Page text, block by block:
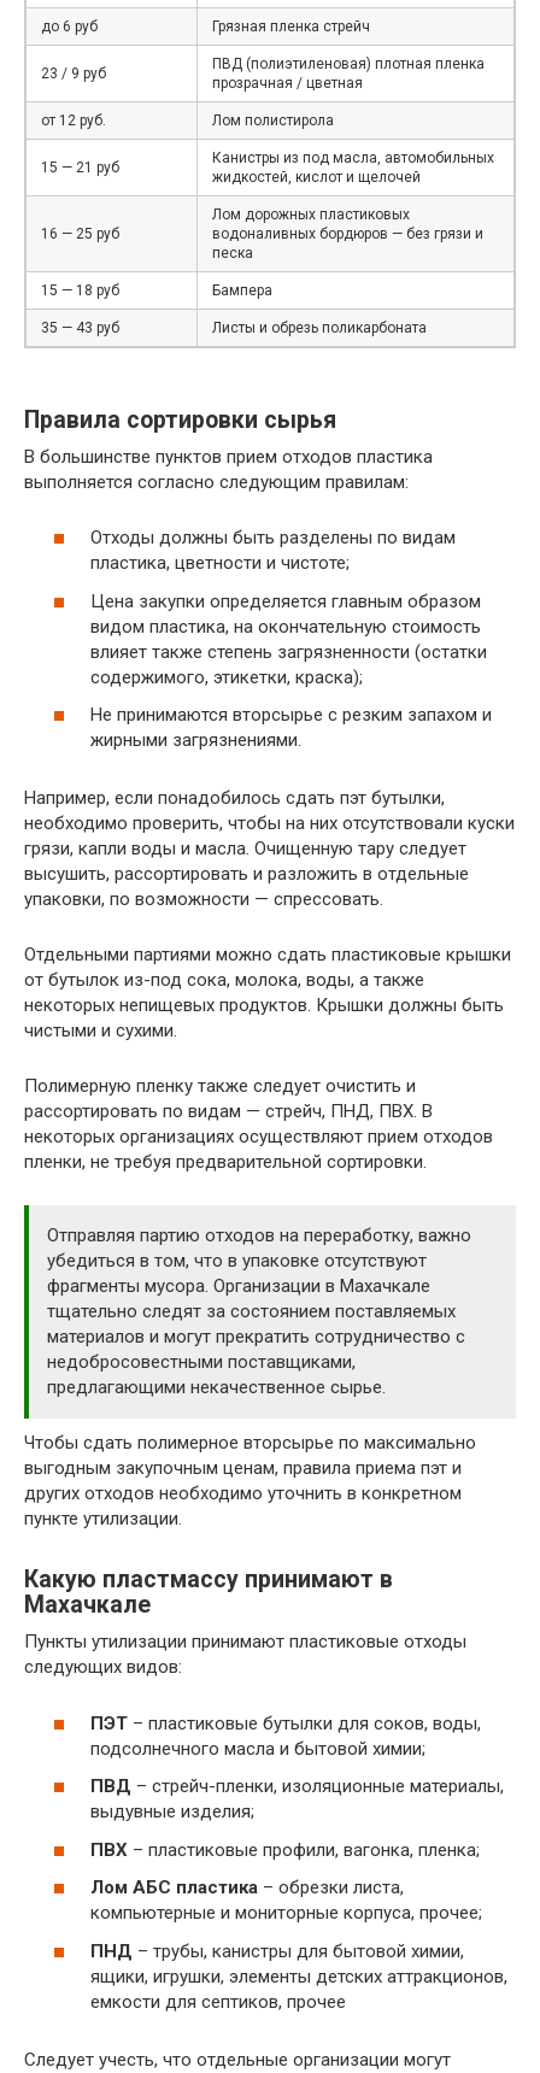
до 6 руб Грязная пленка стрейч
23 / 9 руб
ПВД (полиэтиленовая) плотная пленка
прозрачная / цветная
от 12 руб. Лом полистирола
15 — 21 руб
Канистры из под масла, автомобильных
жидкостей, кислот и щелочей
16 — 25 руб
Лом дорожных пластиковых
водоналивных бордюров — без грязи и
песка
15 — 18 руб Бампера
35 — 43 руб Листы и обрезь поликарбоната
Правила сортировки сырья
В большинстве пунктов прием отходов пластика
выполняется согласно следующим правилам:
Отходы должны быть разделены по видам
пластика, цветности и чистоте;
Цена закупки определяется главным образом
видом пластика, на окончательную стоимость
влияет также степень загрязненности (остатки
содержимого, этикетки, краска);
Не принимаются вторсырье с резким запахом и
жирными загрязнениями.
Например, если понадобилось сдать пэт бутылки,
необходимо проверить, чтобы на них отсутствовали куски
грязи, капли воды и масла. Очищенную тару следует
высушить, рассортировать и разложить в отдельные
упаковки, по возможности — спрессовать.
Отдельными партиями можно сдать пластиковые крышки
от бутылок из-под сока, молока, воды, а также
некоторых непищевых продуктов. Крышки должны быть
чистыми и сухими.
Полимерную пленку также следует очистить и
рассортировать по видам — стрейч, ПНД, ПВХ. В
некоторых организациях осуществляют прием отходов
пленки, не требуя предварительной сортировки.
Отправляя партию отходов на переработку, важно
убедиться в том, что в упаковке отсутствуют
фрагменты мусора. Организации в Махачкале
тщательно следят за состоянием поставляемых
материалов и могут прекратить сотрудничество с
недобросовестными поставщиками,
предлагающими некачественное сырье.
Чтобы сдать полимерное вторсырье по максимально
выгодным закупочным ценам, правила приема пэт и
других отходов необходимо уточнить в конкретном
пункте утилизации.
Какую пластмассу принимают в
Махачкале
Пункты утилизации принимают пластиковые отходы
следующих видов:
ПЭТ – пластиковые бутылки для соков, воды,
подсолнечного масла и бытовой химии;
ПВД – стрейч-пленки, изоляционные материалы,
выдувные изделия;
ПВХ – пластиковые профили, вагонка, пленка;
Лом АБС пластика – обрезки листа,
компьютерные и мониторные корпуса, прочее;
ПНД – трубы, канистры для бытовой химии,
ящики, игрушки, элементы детских аттракционов,
емкости для септиков, прочее
Следует учесть, что отдельные организации могут